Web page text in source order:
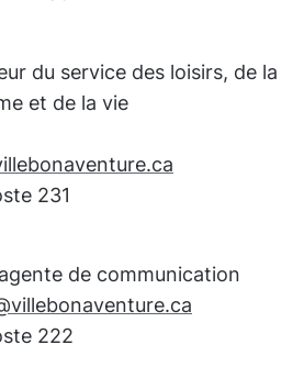
du service des loisirs, de la
et de la vie
231
de communication
222